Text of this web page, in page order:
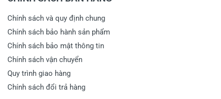
Chính sách và quy định chung
Chính sách bảo hành sản phẩm
Chính sách bảo mật thông tin
Chính sách vận chuyển
Quy trình giao hàng
Chính sách đổi trả hàng